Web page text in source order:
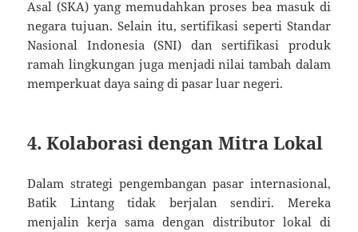
Asal (SKA) yang memudahkan proses bea masuk di
negara tujuan. Selain itu, sertifikasi seperti Standar
Nasional Indonesia (SNI) dan sertifikasi produk
ramah lingkungan juga menjadi nilai tambah dalam
memperkuat daya saing di pasar luar negeri.
4. Kolaborasi dengan Mitra Lokal
Dalam strategi pengembangan pasar internasional,
Batik Lintang tidak berjalan sendiri. Mereka
menjalin kerja sama dengan distributor lokal di